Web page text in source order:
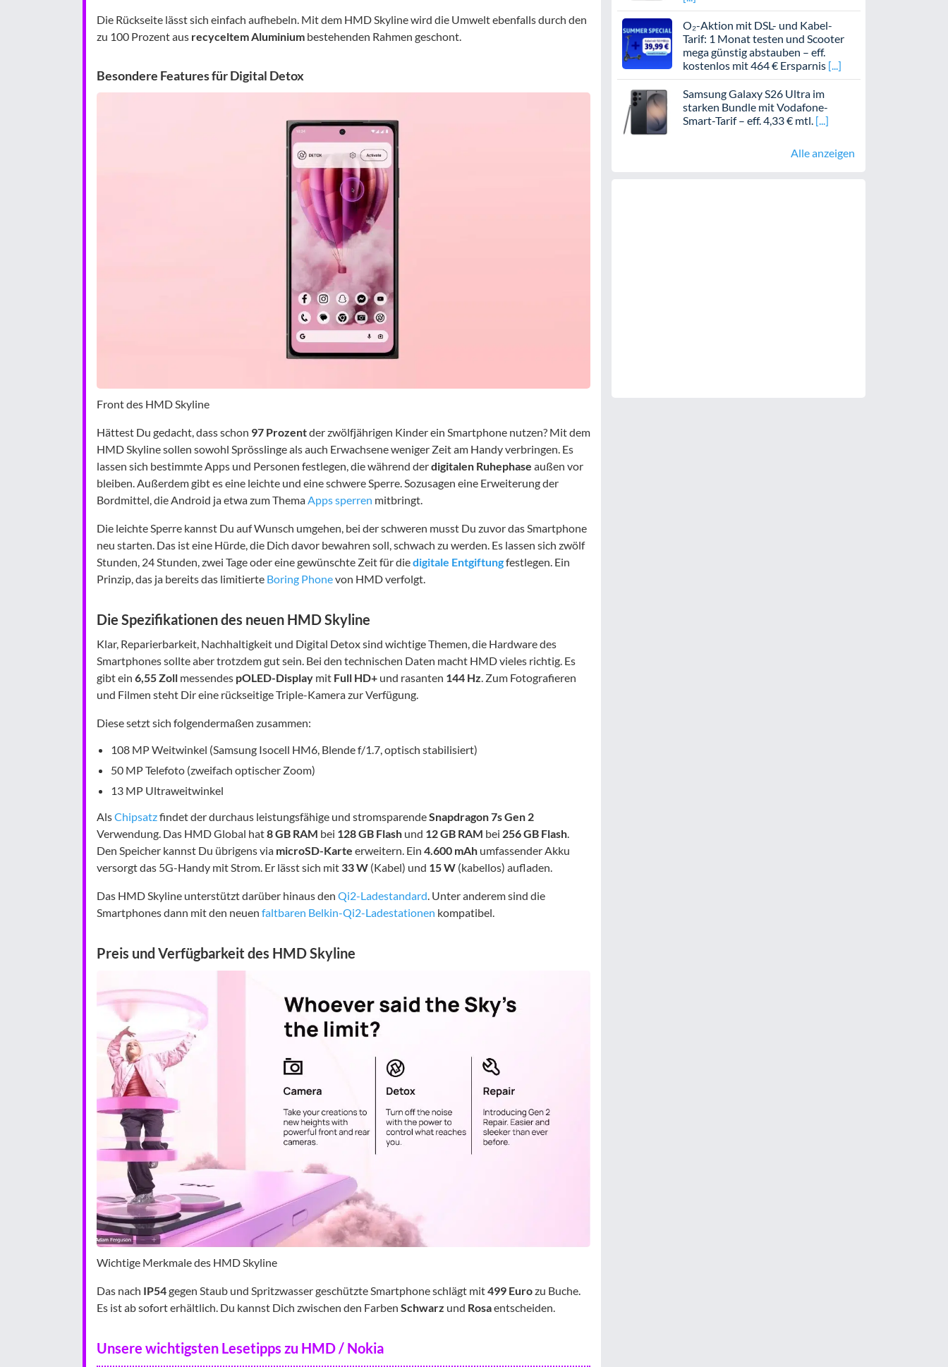
Die Rückseite lässt sich einfach aufhebeln. Mit dem HMD Skyline wird die Umwelt ebenfalls durch den
zu 100 Prozent aus recyceltem Aluminium bestehenden Rahmen geschont.
Besondere Features für Digital Detox
Front des HMD Skyline
Hättest Du gedacht, dass schon 97 Prozentder zwölfjährigen Kinder ein Smartphone nutzen? Mit dem
HMD Skyline sollen sowohl Sprösslinge als auch Erwachsene weniger Zeit am Handy verbringen. Es
lassen sich bestimmte Apps und Personen festlegen, die während derdigitalen Ruhephase außen vor
bleiben. Außerdem gibt es eine leichte und eine schwere Sperre. Sozusagen eine Erweiterung der
Bordmittel, die Android ja etwa zum Thema Apps sperren mitbringt.
Die leichte Sperre kannst Du auf Wunsch umgehen, bei der schweren musst Du zuvor das Smartphone
neu starten. Das ist eine Hürde, die Dich davor bewahren soll, schwach zu werden. Es lassen sich zwölf
Stunden, 24 Stunden, zwei Tage oder eine gewünschte Zeit für diedigitale Entgiftungfestlegen. Ein
Prinzip, das ja bereits das limitierte Boring Phonevon HMD verfolgt.
Die Spezifikationen des neuen HMD Skyline
Klar, Reparierbarkeit, Nachhaltigkeit und Digital Detox sind wichtige Themen, die Hardware des
Smartphones sollte aber trotzdem gut sein. Bei den technischen Daten macht HMD vieles richtig. Es
gibt ein 6,55 Zoll messendes pOLED-Display mit Full HD+ und rasanten 144 Hz . Zum Fotografieren
und Filmen steht Dir eine rückseitige Triple-Kamera zur Verfügung.
Diese setzt sich folgendermaßen zusammen:
108 MP Weitwinkel (Samsung Isocell HM6, Blende f/1.7, optisch stabilisiert)
50 MP Telefoto (zweifach optischer Zoom)
13 MP Ultraweitwinkel
AlsChipsatzfindet der durchaus leistungsfähige und stromsparendeSnapdragon 7s Gen 2
Verwendung. Das HMD Global hat8 GB RAM bei 128 GB Flash und 12 GB RAM bei 256 GB Flash
Den Speicher kannst Du übrigens via microSD-Karte erweitern. Ein 4.600 mAh umfassender Akku
versorgt das 5G-Handy mit Strom. Er lässt sich mit 33 W (Kabel) und 15 W (kabellos) aufladen.
Das HMD Skyline unterstützt darüber hinaus den Qi2-Ladestandard . Unter anderem sind die
Smartphones dann mit den neuen faltbaren Belkin-Qi2-Ladestationen kompatibel.
Preis und Verfügbarkeit des HMD Skyline
Wichtige Merkmale des HMD Skyline
Das nach IP54gegen Staub und Spritzwasser geschützte Smartphone schlägt mit499 Eurozu Buche.
Es ist ab sofort erhältlich. Du kannst Dich zwischen den Farben Schwarz und Rosaentscheiden.
Unsere wichtigsten Lesetipps zu HMD / Nokia
O₂-Aktion mit DSL- und Kabel-
Tarif: 1 Monat testen und Scooter
mega günstig abstauben – eff.
kostenlos mit 464 € Ersparnis
Samsung Galaxy S26 Ultra im
starken Bundle mit Vodafone-
Smart-Tarif – eff. 4,33 € mtl.
Alle anzeigen